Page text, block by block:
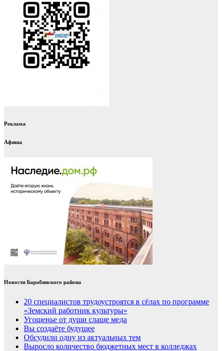
Реклама
Афиша
Новости Барабинского района
20 специалистов трудоустроятся в сёлах по программе
«Земский работник культуры»
Угощенье от души слаще меда
Вы создаёте будущее
Обсудили одну из актуальных тем
Выросло количество бюджетных мест в колледжах